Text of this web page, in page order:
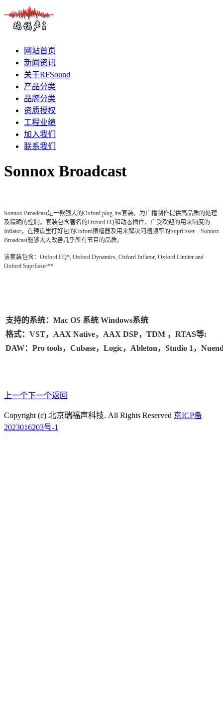
网站首页
新闻资讯
关于RFSound
产品分类
品牌分类
资质授权
工程业绩
加入我们
联系我们
Sonnox Broadcast
Sonnox Broadcast是一款强大的Oxford plug-ins套装，为广播制作提供高品质的处理
及精确的控制。套装包含著名的Oxford EQ和动态插件，广受欢迎的用来响度的
Inflator，在预设里打好包的Oxford限幅器及用来解决问题频率的SuprEsser---Sonnox
Broadcast能够大大改善几乎所有节目的品质。
该套装包含：Oxford EQ*, Oxford Dynamics, Oxford Inflator, Oxford Limiter and
Oxford SuprEsser**
支持的系统：Mac OS 系统 Windows系统
格式：VST，AAX Native，AAX DSP，TDM ，RTAS等:
DAW：Pro tools，Cubase，Logic，Ableton，Studio 1，
上一个下一个返回
Copyright (c) 北京瑞福声科技. All Rights Reserved 京ICP备
2023016203号-1